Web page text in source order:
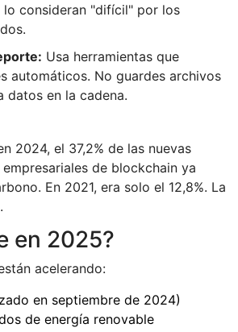
lo consideran "difícil" por los
Usa herramientas que
automáticos. No guardes archivos
datos en la cadena.
2024, el 37,2% de las nuevas
de blockchain ya
En 2021, era solo el 12,8%. La
en 2025?
acelerando:
en septiembre de 2024)
de energía renovable